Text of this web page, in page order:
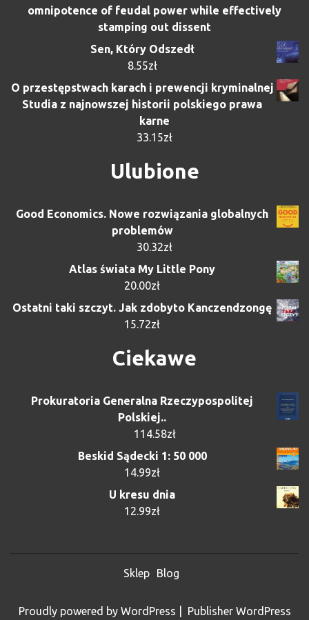
omnipotence of feudal power while effectively
stamping out dissent
Sen, Który Odszedł
8.55zł
O przestępstwach karach i prewencji kryminalnej
Studia z najnowszej historii polskiego prawa
karne
33.15zł
Ulubione
Good Economics. Nowe rozwiązania globalnych
problemów
30.32zł
Atlas świata My Little Pony
20.00zł
Ostatni taki szczyt. Jak zdobyto Kanczendzongę
15.72zł
Ciekawe
Prokuratoria Generalna Rzeczypospolitej
Polskiej..
114.58zł
Beskid Sądecki 1: 50 000
14.99zł
U kresu dnia
12.99zł
Sklep Blog
Proudly powered by WordPress Publisher WordPress